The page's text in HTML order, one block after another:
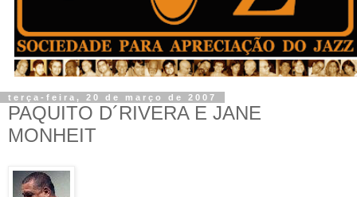
terça-feira, 20 de março de 2007
PAQUITO D´RIVERA E JANE
MONHEIT